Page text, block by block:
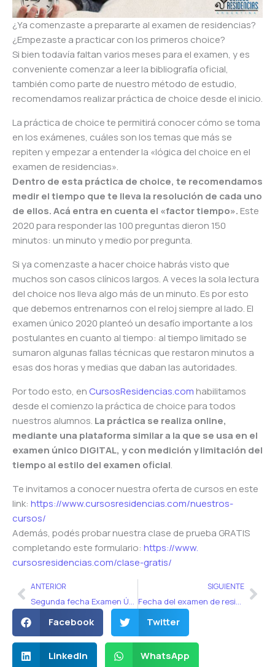
¿Ya comenzaste a prepararte al examen de residencias?
¿Empezaste a practicar con los primeros choice?
Si bien todavía faltan varios meses para el examen, y es
conveniente comenzar a leer la bibliografía oficial,
también como parte de nuestro método de estudio,
recomendamos realizar práctica de choice desde el inicio.
La práctica de choice te permitirá conocer cómo se toma
en los exámenes, cuáles son los temas que más se
repiten y empezar a entender la «lógica del choice en el
examen de residencias».
Dentro de esta práctica de choice, te recomendamos
medir el tiempo que te lleva la resolución de cada uno
de ellos. Acá entra en cuenta el «factor tiempo». Este
2020 para responder las 100 preguntas dieron 150
minutos: un minuto y medio por pregunta.
Si ya comenzaste a hacer choice habrás visto que
muchos son casos clínicos largos. A veces la sola lectura
del choice nos lleva algo más de un minuto. Es por esto
que debemos entrenarnos con el reloj siempre al lado. El
examen único 2020 planteó un desafío importante a los
postulantes en cuanto al tiempo: al tiempo limitado se
sumaron algunas fallas técnicas que restaron minutos a
esas dos horas y medias que daban las autoridades.
Por todo esto, en CursosResidencias.com habilitamos
desde el comienzo la práctica de choice para todos
nuestros alumnos. La práctica se realiza online,
mediante una plataforma similar a la que se usa en el
examen único DIGITAL, y con medición y limitación del
tiempo al estilo del examen oficial.
Te invitamos a conocer nuestra oferta de cursos en este
link: https://www.cursosresidencias.com/nuestros-
cursos/
Además, podés probar nuestra clase de prueba GRATIS
completando este formulario: https://www.
cursosresidencias.com/clase-gratis/
AntANTERIOR
Segunda fecha Examen Único 2020
SIGUIENTE
Fecha del examen de residencias 2021
Facebook Twitter
LinkedIn WhatsApp